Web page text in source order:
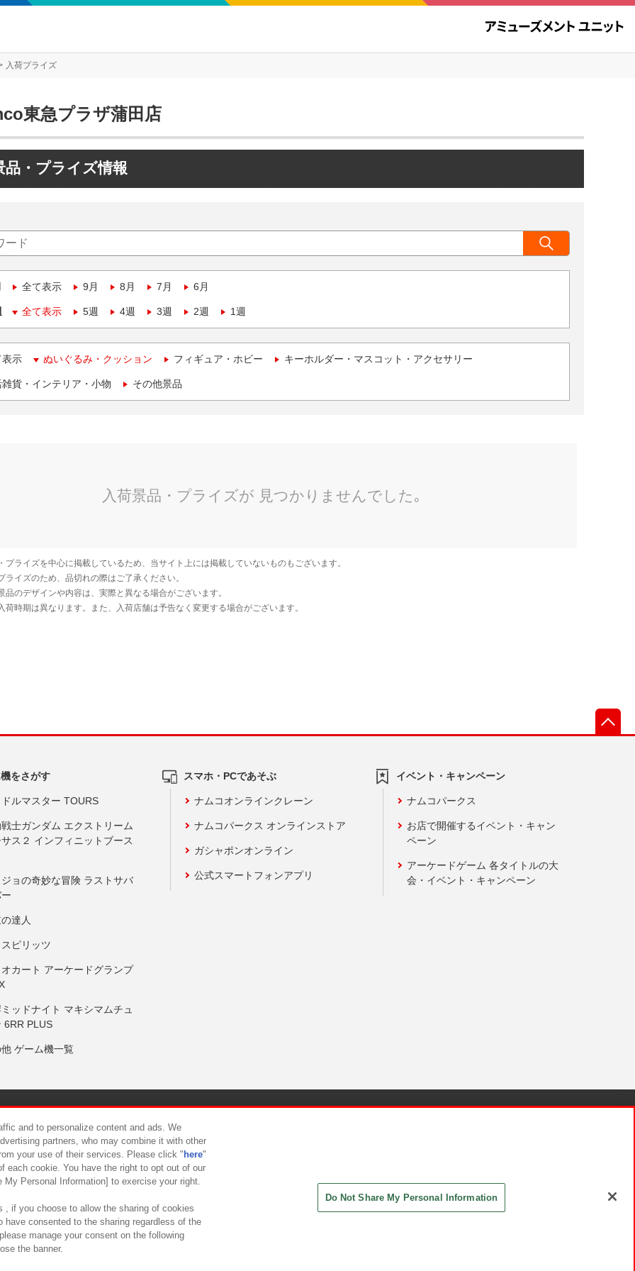
入荷プライズ
東急プラザ蒲田店
品・プライズ情報
全て表示 9月 8月 7月 6月
全て表示 5週 4週 3週 2週 1週
表示 ぬいぐるみ・クッション フィギュア・ホビー キーホルダー・マスコット・アクセサリー
貨・インテリア・小物 その他景品
をさがす
ルマスター TOURS
士ガンダム エクストリーム
ス２ インフィニットブース
ョの奇妙な冒険 ラストサバ
達人
ピリッツ
カート アーケードグランプ
ッドナイト マキシマムチュ
6RR PLUS
ゲーム機一覧
スマホ・PCであそぶ
ナムコオンラインクレーン
ナムコパークス オンラインストア
ガシャポンオンライン
公式スマートフォンアプリ
イベント・キャンペーン
ナムコパークス
お店で開催するイベント・キャン
ペーン
アーケードゲーム 各タイトルの大
会・イベント・キャンペーン
について カスタマーハラスメント対応方針
and to personalize content and ads. We
partners, who may combine it with other
your use of their services. Please click " here"
each cookie. You have the right to opt out of our
Personal Information] to exercise your right.
, if you choose to allow the sharing of cookies
have consented to the sharing regardless of the
manage your consent on the following
the banner.
Do Not Share My Personal Information